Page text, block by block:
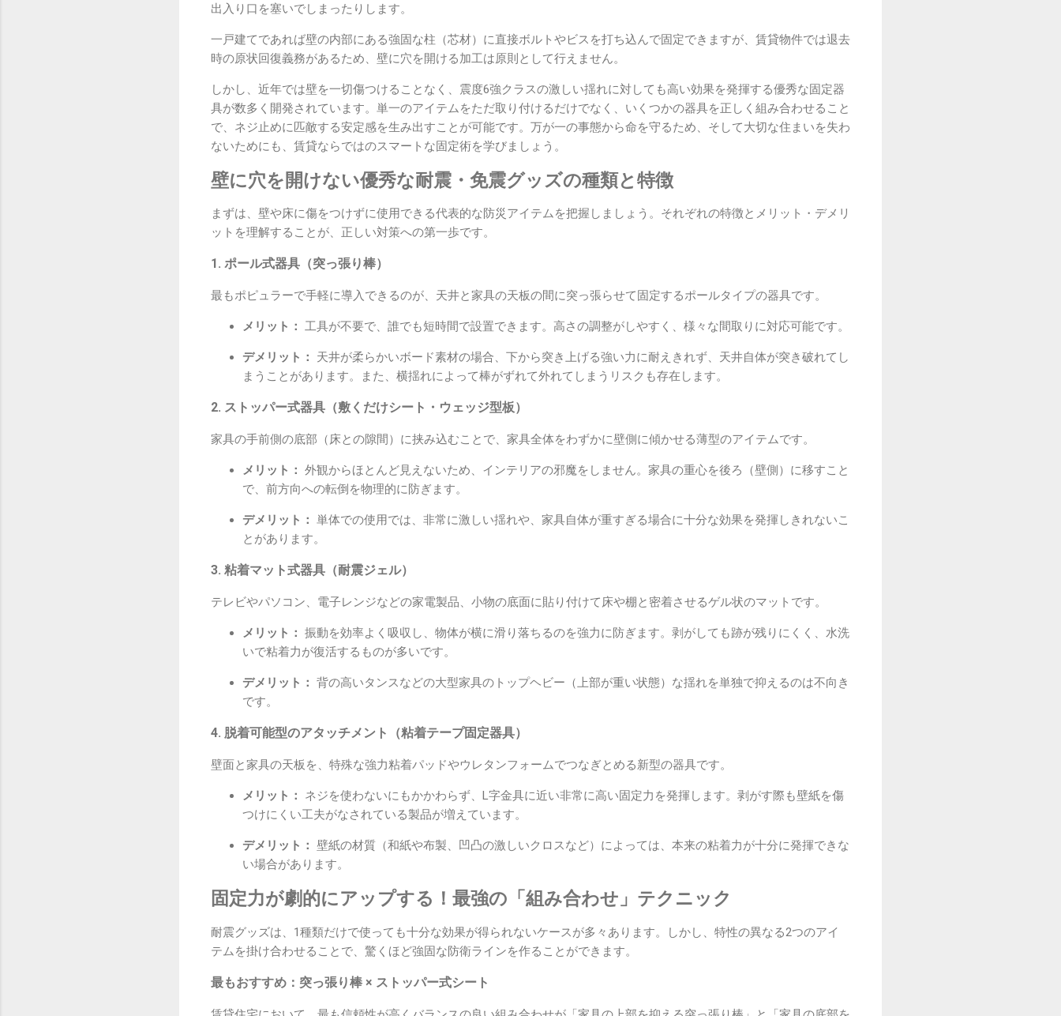
出入り口を塞いでしまったりします。
一戸建てであれば壁の内部にある強固な柱（芯材）に直接ボルトやビスを打ち込んで固定できますが、賃貸物件では退去
時の原状回復義務があるため、壁に穴を開ける加工は原則として行えません。
しかし、近年では壁を一切傷つけることなく、震度6強クラスの激しい揺れに対しても高い効果を発揮する優秀な固定器
具が数多く開発されています。単一のアイテムをただ取り付けるだけでなく、いくつかの器具を正しく組み合わせること
で、ネジ止めに匹敵する安定感を生み出すことが可能です。万が一の事態から命を守るため、そして大切な住まいを失わ
ないためにも、賃貸ならではのスマートな固定術を学びましょう。
壁に穴を開けない優秀な耐震・免震グッズの種類と特徴
まずは、壁や床に傷をつけずに使用できる代表的な防災アイテムを把握しましょう。それぞれの特徴とメリット・デメリ
ットを理解することが、正しい対策への第一歩です。
1. ポール式器具（突っ張り棒）
最もポピュラーで手軽に導入できるのが、天井と家具の天板の間に突っ張らせて固定するポールタイプの器具です。
メリット： 工具が不要で、誰でも短時間で設置できます。高さの調整がしやすく、様々な間取りに対応可能です。
デメリット：
天井が柔らかいボード素材の場合、下から突き上げる強い力に耐えきれず、天井自体が突き破れてし
まうことがあります。また、横揺れによって棒がずれて外れてしまうリスクも存在します。
2. ストッパー式器具（敷くだけシート・ウェッジ型板）
家具の手前側の底部（床との隙間）に挟み込むことで、家具全体をわずかに壁側に傾かせる薄型のアイテムです。
メリット： 外観からほとんど見えないため、インテリアの邪魔をしません。家具の重心を後ろ（壁側）に移すこと
で、前方向への転倒を物理的に防ぎます。
デメリット： 単体での使用では、非常に激しい揺れや、家具自体が重すぎる場合に十分な効果を発揮しきれないこ
とがあります。
3. 粘着マット式器具（耐震ジェル）
テレビやパソコン、電子レンジなどの家電製品、小物の底面に貼り付けて床や棚と密着させるゲル状のマットです。
メリット： 振動を効率よく吸収し、物体が横に滑り落ちるのを強力に防ぎます。剥がしても跡が残りにくく、水洗
いで粘着力が復活するものが多いです。
デメリット： 背の高いタンスなどの大型家具のトップヘビー（上部が重い状態）な揺れを単独で抑えるのは不向き
です。
4. 脱着可能型のアタッチメント（粘着テープ固定器具）
壁面と家具の天板を、特殊な強力粘着パッドやウレタンフォームでつなぎとめる新型の器具です。
メリット：
ネジを使わないにもかかわらず、L字金具に近い非常に高い固定力を発揮します。剥がす際も壁紙を傷
つけにくい工夫がなされている製品が増えています。
デメリット： 壁紙の材質（和紙や布製、凹凸の激しいクロスなど）によっては、本来の粘着力が十分に発揮できな
い場合があります。
固定力が劇的にアップする！最強の「組み合わせ」テクニック
耐震グッズは、1種類だけで使っても十分な効果が得られないケースが多々あります。しかし、特性の異なる2つのアイ
テムを掛け合わせることで、驚くほど強固な防衛ラインを作ることができます。
最もおすすめ：突っ張り棒 × ストッパー式シート